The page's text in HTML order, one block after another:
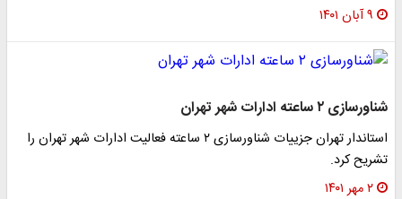
۹ آبان ۱۴۰۱
شناورسازی ۲ ساعته ادارات شهر تهران
استاندار تهران جزییات شناورسازی ۲ ساعته فعالیت ادارات شهر تهران را
تشریح کرد.
۲ مهر ۱۴۰۱